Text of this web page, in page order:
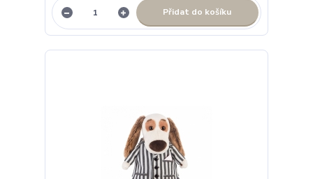
Přidat do košíku